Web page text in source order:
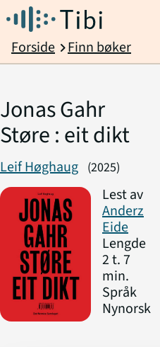
Forside chevron_rightFinn bøker
Jonas Gahr
Støre : eit dikt
Leif Høghaug (2025)
Lest av
Anderz
Eide
Lengde
2 t. 7
min.
Språk
Nynorsk